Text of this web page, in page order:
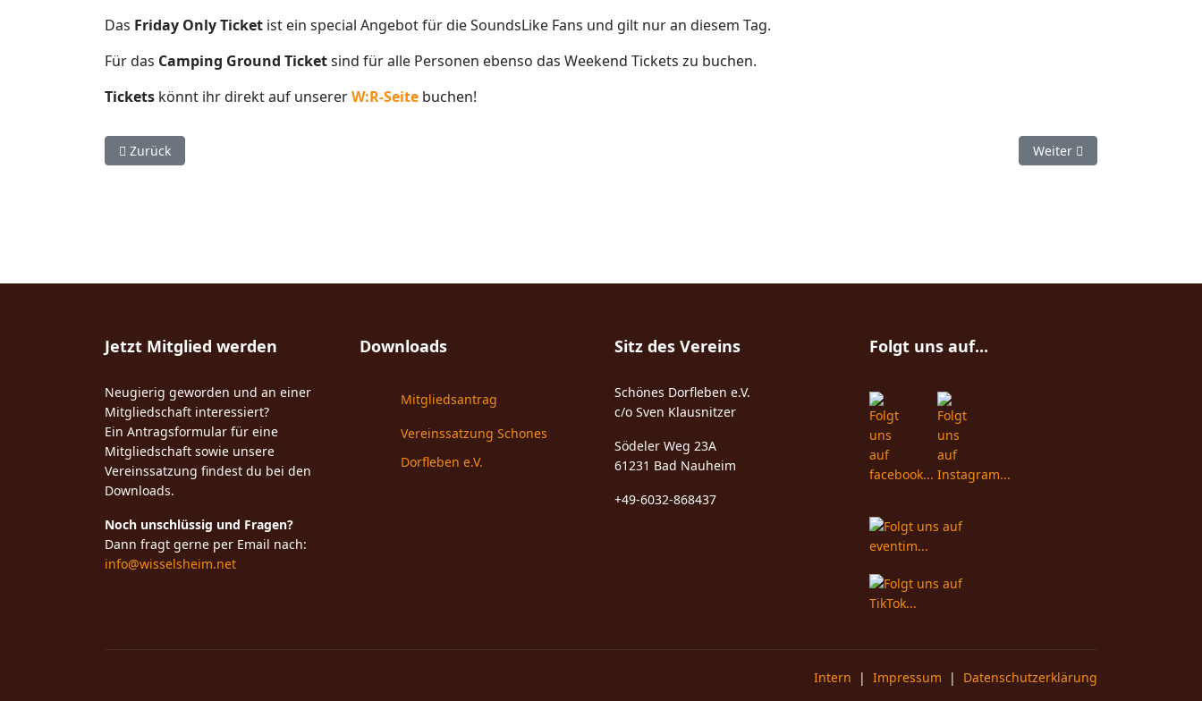
Das Friday Only Ticket ist ein special Angebot für die SoundsLike Fans und gilt nur an diesem Tag.
Für das Camping Ground Ticketsind für alle Personen ebenso das Weekend Tickets zu buchen.
Tickets könnt ihr direkt auf unsererW:R-Seite buchen!
Vorheriger Beitrag: Festivalrabatt Hotel Dolce
Zurück Nächster Beitrag: W:R
Weiter
Jetzt Mitglied werden
Neugierig geworden und an einer
Mitgliedschaft interessiert?
Ein Antragsformular für eine
Mitgliedschaft sowie unsere
Vereinssatzung findest du bei den
Downloads.
Noch unschlüssig und Fragen?
Dann fragt gerne per Email nach:
info@wisselsheim.net
Downloads
Mitgliedsantrag
Vereinssatzung Schones
Dorfleben e.V.
Sitz des Vereins
Schönes Dorfleben e.V.
c/o Sven Klausnitzer
Södeler Weg 23A
61231 Bad Nauheim
+49-6032-868437
Folgt uns auf...
Intern | Impressum | Datenschutzerklärung